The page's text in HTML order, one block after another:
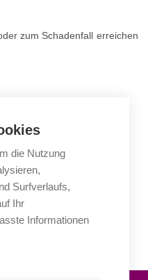
zum Schadenfall erreichen
- 17:00 Uhr
die Nutzung
Surfverlaufs,
Ihr
Informationen